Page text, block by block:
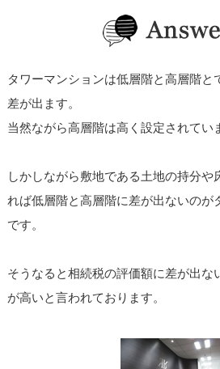
タワーマンションは低層階と高層階と
差が出ます。
当然ながら高層階は高く設定されてい
しかしながら敷地である土地の持分や
れば低層階と高層階に差が出ないのが
です。
そうなると相続税の評価額に差が出な
が高いと言われております。